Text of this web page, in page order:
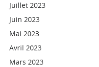
Juillet 2023
Juin 2023
Mai 2023
Avril 2023
Mars 2023